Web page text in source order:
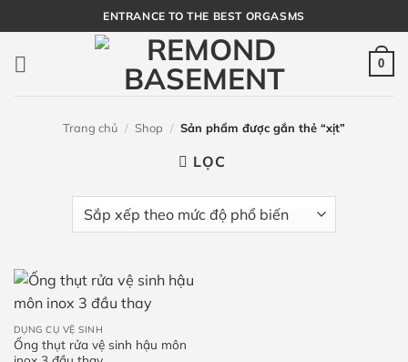
qua
nội
dung
ENTRANCE TO THE BEST ORGASMS
0
Trang chủ / Shop / Sản phẩm được gắn thẻ “xịt”
LỌC
DỤNG CỤ VỆ SINH
Ống thụt rửa vệ sinh hậu môn